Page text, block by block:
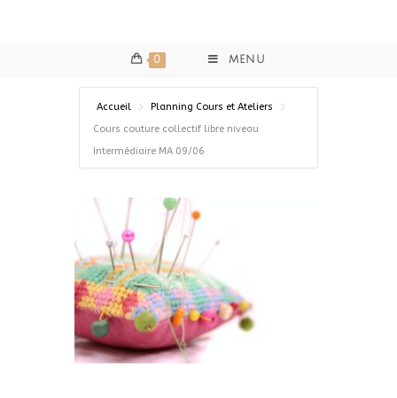
0 MENU
Accueil
Planning Cours et Ateliers
Cours couture collectif libre niveau
Intermédiaire MA 09/06